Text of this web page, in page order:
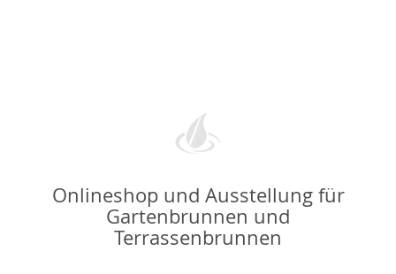
Onlineshop und Ausstellung für
Gartenbrunnen und
Terrassenbrunnen